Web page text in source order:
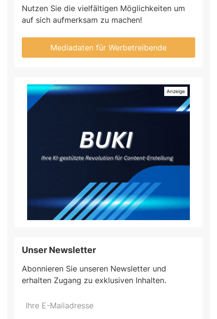
Nutzen Sie die vielfältigen Möglichkeiten um
auf sich aufmerksam zu machen!
Mediadaten für Werbetreibende
Unser Newsletter
Abonnieren Sie unseren Newsletter und
erhalten Zugang zu exklusiven Inhalten.